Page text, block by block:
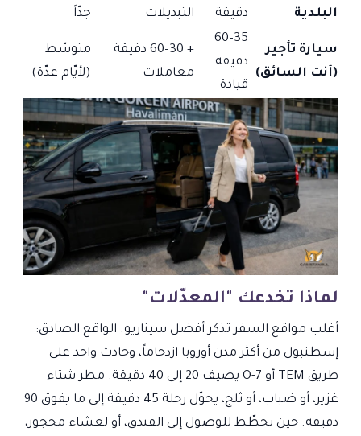
البلدية
دقيقة
التبديلات
جدّاً
سيارة تأجير
(أنت السائق)
35–60
دقيقة
قيادة
+ 30–60 دقيقة
معاملات
متوسّط
(لأيّام عدّة)
لماذا تخدعك "المعدّلات"
أغلب مواقع السفر تذكر أفضل سيناريو. الواقع الصادق:
إسطنبول من أكثر مدن أوروبا ازدحاماً، وحادث واحد على
طريق TEM أو O-7 يضيف 20 إلى 40 دقيقة. مطر شتاء
غزير، أو ضباب، أو ثلج، يحوّل رحلة 45 دقيقة إلى ما يفوق 90
دقيقة. حين تخطّط للوصول إلى الفندق، أو لعشاء محجوز،